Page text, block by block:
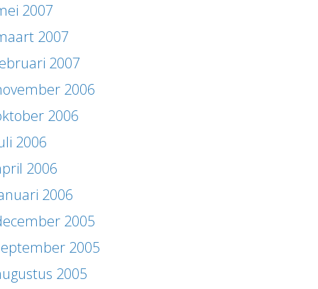
2007
2007
2007
2006
2006
2006
2006
2006
2005
2005
2005